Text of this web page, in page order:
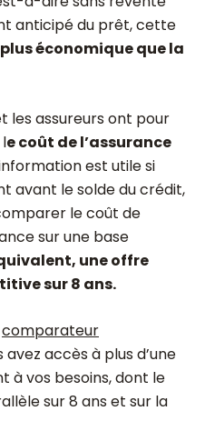
anticipé du prêt, cette
plus économique que la
les assureurs ont pour
e coût de l’assurance
est utile si
avant le solde du crédit,
le coût de
sur une base
une offre
sur 8 ans.
comparateur
avez accès à plus d’une
à vos besoins, dont le
sur 8 ans et sur la